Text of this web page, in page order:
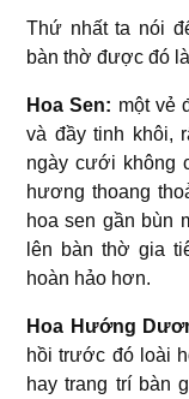
Thứ nhất ta nói
bàn thờ được đó
Hoa Sen: một vẻ
và đầy tinh khôi,
ngày cưới không
hương thoang
hoa sen gần bùn
lên bàn thờ gia
hoàn hảo hơn.
Hoa Hướng
hồi trước đó loài
hay trang trí bàn